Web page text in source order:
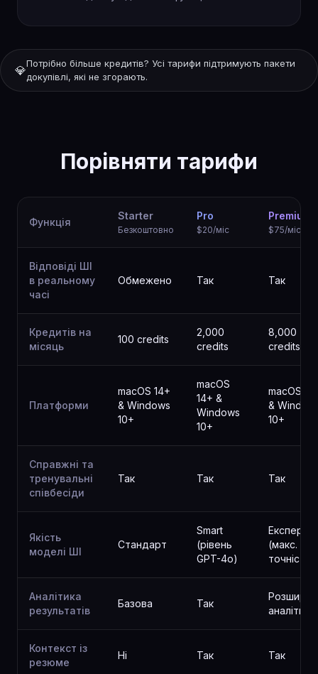
💎Потрібно більше кредитів? Усі тарифи підтримують пакети
докупівлі, які не згорають.
Порівняти тарифи
Функція
Starter
Безкоштовно
Pro
$20/міс
Premium
$75/міс
Відповіді ШІ
в реальному
часі
Обмежено Так Так
Кредитів на
місяць
100 credits
2,000
credits
8,000
credits
Платформи
macOS 14+
& Windows
10+
macOS
14+ &
Windows
10+
macOS
&
10+
Справжні та
тренувальні
співбесіди
Так Так Так
Якість
моделі ШІ
Стандарт
Smart
(рівень
GPT-4o)
Експерт
(макс.
точність)
Аналітика
результатів
Базова Так
аналітика
Контекст із
резюме
Ні Так Так